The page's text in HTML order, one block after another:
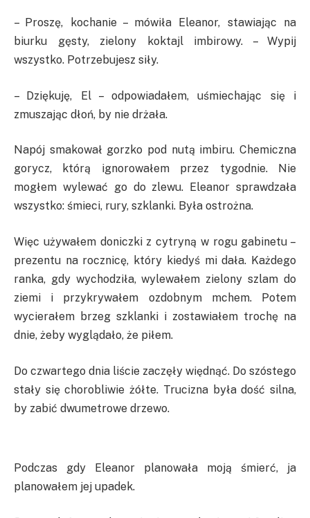
– Proszę, kochanie – mówiła Eleanor, stawiając na
biurku gęsty, zielony koktajl imbirowy. – Wypij
wszystko. Potrzebujesz siły.
– Dziękuję, El – odpowiadałem, uśmiechając się i
zmuszając dłoń, by nie drżała.
Napój smakował gorzko pod nutą imbiru. Chemiczna
gorycz, którą ignorowałem przez tygodnie. Nie
mogłem wylewać go do zlewu. Eleanor sprawdzała
wszystko: śmieci, rury, szklanki. Była ostrożna.
Więc używałem doniczki z cytryną w rogu gabinetu –
prezentu na rocznicę, który kiedyś mi dała. Każdego
ranka, gdy wychodziła, wylewałem zielony szlam do
ziemi i przykrywałem ozdobnym mchem. Potem
wycierałem brzeg szklanki i zostawiałem trochę na
dnie, żeby wyglądało, że piłem.
Do czwartego dnia liście zaczęły więdnąć. Do szóstego
stały się chorobliwie żółte. Trucizna była dość silna,
by zabić dwumetrowe drzewo.
Podczas gdy Eleanor planowała moją śmierć, ja
planowałem jej upadek.